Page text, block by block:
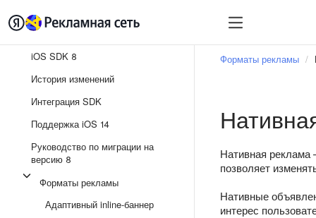
Быстрый старт
iOS SDK 8
История изменений
Интеграция SDK
Поддержка iOS 14
Руководство по миграции на
версию 8
Форматы рекламы
Адаптивный inline-баннер
Форматы рекламы
Нативная реклама
позволяет
Нативные
интерес